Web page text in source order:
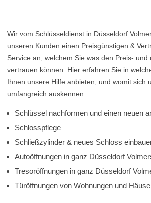
Wir vom Schlüsseldienst in Düsseldorf
unseren Kunden einen Preisgünstigen &
Service an, welchem Sie was den Preis- und
vertrauen können. Hier erfahren Sie in
Ihnen unsere Hilfe anbieten, und womit sich
umfangreich auskennen.
Schlüssel nachformen und einen neuen
Schlosspflege
Schließzylinder & neues Schloss
Autoöffnungen in ganz Düsseldorf
Tresoröffnungen in ganz Düsseldorf
Türöffnungen von Wohnungen und